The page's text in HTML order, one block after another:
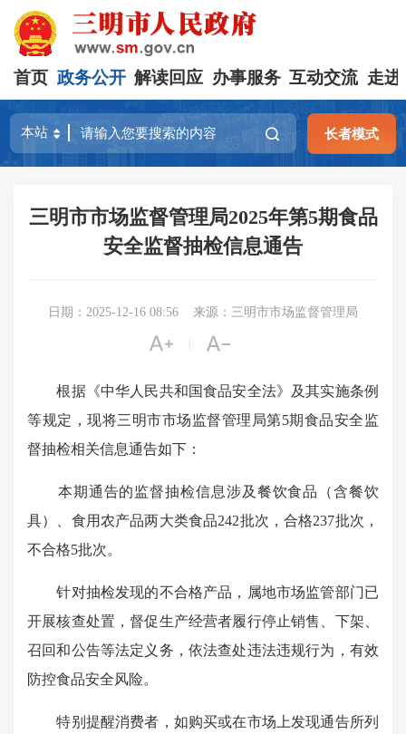
首页 政务公开 解读回应 办事服务 互动交流 走进
长者模式
三明市市场监督管理局2025年第5期食品
安全监督抽检信息通告
日期：2025-12-16 08:56 来源：三明市市场监督管理局
 
根据《中华人民共和国食品安全法》及其实施条例
等规定，现将三明市市场监督管理局第5期食品安全监
督抽检相关信息通告如下：
本期通告的监督抽检信息涉及餐饮食品（含餐饮
具）、食用农产品两大类食品242批次，合格237批次，
不合格5批次。
针对抽检发现的不合格产品，属地市场监管部门已
开展核查处置，督促生产经营者履行停止销售、下架、
召回和公告等法定义务，依法查处违法违规行为，有效
防控食品安全风险。
特别提醒消费者，如购买或在市场上发现通告所列